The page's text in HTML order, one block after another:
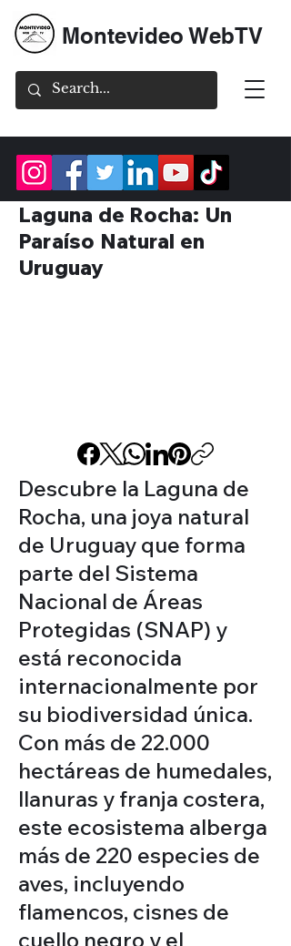
Montevideo WebTV
Laguna de Rocha: Un
Paraíso Natural en
Uruguay
Descubre la Laguna de
Rocha, una joya natural
de Uruguay que forma
parte del Sistema
Nacional de Áreas
Protegidas (SNAP) y
está reconocida
internacionalmente por
su biodiversidad única.
Con más de 22.000
hectáreas de humedales,
llanuras y franja costera,
este ecosistema alberga
más de 220 especies de
aves, incluyendo
flamencos, cisnes de
cuello negro y el